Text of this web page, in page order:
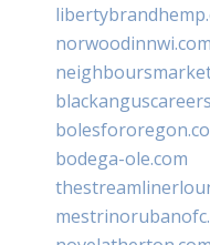
norwoodinnwi.com
bodega-ole.com